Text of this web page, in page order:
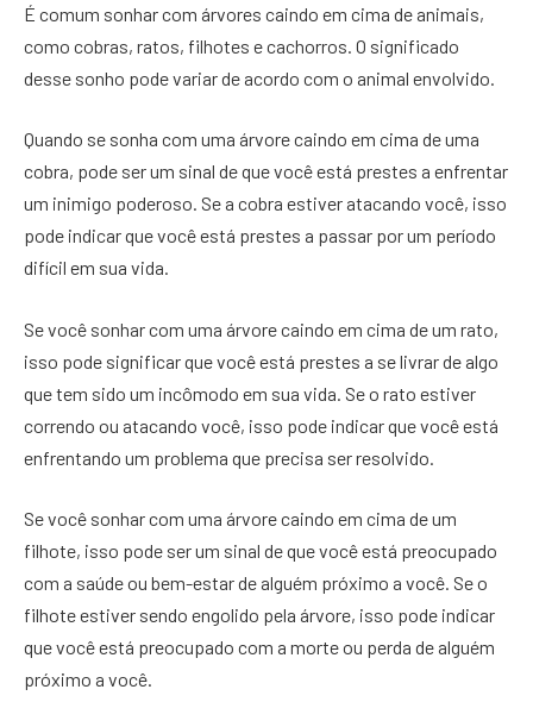
É comum sonhar com árvores caindo em cima de animais,
como cobras, ratos, filhotes e cachorros. O significado
desse sonho pode variar de acordo com o animal envolvido.
Quando se sonha com uma árvore caindo em cima de uma
cobra, pode ser um sinal de que você está prestes a enfrentar
um inimigo poderoso. Se a cobra estiver atacando você, isso
pode indicar que você está prestes a passar por um período
difícil em sua vida.
Se você sonhar com uma árvore caindo em cima de um rato,
isso pode significar que você está prestes a se livrar de algo
que tem sido um incômodo em sua vida. Se o rato estiver
correndo ou atacando você, isso pode indicar que você está
enfrentando um problema que precisa ser resolvido.
Se você sonhar com uma árvore caindo em cima de um
filhote, isso pode ser um sinal de que você está preocupado
com a saúde ou bem-estar de alguém próximo a você. Se o
filhote estiver sendo engolido pela árvore, isso pode indicar
que você está preocupado com a morte ou perda de alguém
próximo a você.